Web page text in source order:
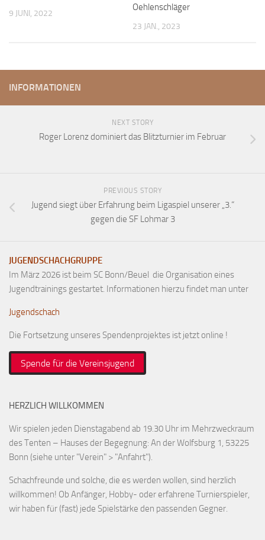
Termine
Verein
Datenschutzordnung
Ausschreibungen
Links
9 JUNI, 2022
Oehlenschläger
23 JAN., 2023
INFORMATIONEN
NEXT STORY
Roger Lorenz dominiert das Blitzturnier im Februar
PREVIOUS STORY
Jugend siegt über Erfahrung beim Ligaspiel unserer „3.“
gegen die SF Lohmar 3
JUGENDSCHACHGRUPPE
Im März 2026 ist beim SC Bonn/Beuel die Organisation eines
Jugendtrainings gestartet. Informationen hierzu findet man unter
Jugendschach
Die Fortsetzung unseres Spendenprojektes ist jetzt online !
Spende für die Vereinsjugend
HERZLICH WILLKOMMEN
Wir spielen jeden Dienstagabend ab 19.30 Uhr im Mehrzweckraum
des Tenten – Hauses der Begegnung: An der Wolfsburg 1, 53225
Bonn (siehe unter "Verein" > "Anfahrt").
Schachfreunde und solche, die es werden wollen, sind herzlich
willkommen! Ob Anfänger, Hobby- oder erfahrene Turnierspieler,
wir haben für (fast) jede Spielstärke den passenden Gegner.